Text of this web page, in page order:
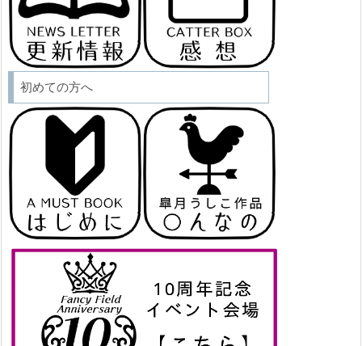
初めての方へ